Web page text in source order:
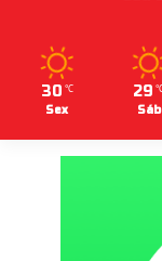
30 ℃
Sex
29
Sáb